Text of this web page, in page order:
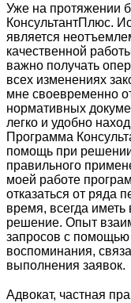
Уже на протяжении
КонсультантПлюс.
является
качественной
важно получать
всех изменениях
мне своевременно
нормативных
легко и удобно
Программа
помощь при
правильного
моей работе
отказаться от ряда
время, всегда
решение. Опыт
запросов с
воспоминания,
выполнения заявок.
Адвокат, частная